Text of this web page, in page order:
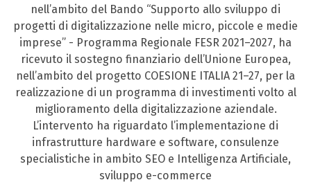
nell’ambito del Bando “Supporto allo sviluppo di
progetti di digitalizzazione nelle micro, piccole e medie
imprese” - Programma Regionale FESR 2021–2027, ha
ricevuto il sostegno finanziario dell’Unione Europea,
nell’ambito del progetto COESIONE ITALIA 21–27, per la
realizzazione di un programma di investimenti volto al
miglioramento della digitalizzazione aziendale.
L’intervento ha riguardato l’implementazione di
infrastrutture hardware e software, consulenze
specialistiche in ambito SEO e Intelligenza Artificiale,
sviluppo e-commerce